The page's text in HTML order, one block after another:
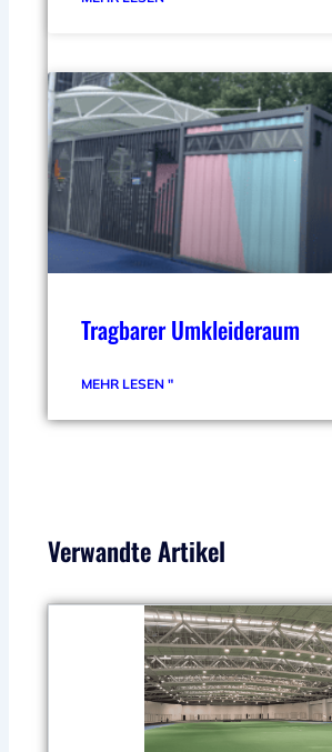
Tragbarer Umkleideraum
MEHR LESEN "
Verwandte Artikel